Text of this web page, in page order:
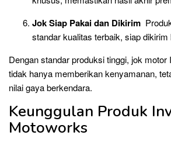
Jok Siap Pakai dan Dikirim
standar kualitas terbaik, siap
Dengan standar produksi tinggi, jok
tidak hanya memberikan kenyamanan,
nilai gaya berkendara.
Keunggulan Produk
Motoworks